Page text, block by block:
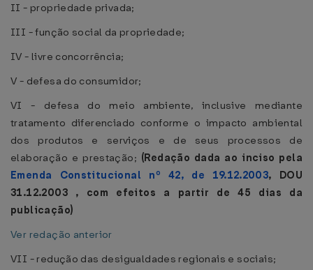
II - propriedade privada;
III - função social da propriedade;
IV - livre concorrência;
V - defesa do consumidor;
VI - defesa do meio ambiente, inclusive mediante
tratamento diferenciado conforme o impacto ambiental
dos produtos e serviços e de seus processos de
elaboração e prestação; (Redação dada ao inciso pela
Emenda Constitucional nº 42, de 19.12.2003, DOU
31.12.2003 , com efeitos a partir de 45 dias da
publicação)
Ver redação anterior
VII - redução das desigualdades regionais e sociais;